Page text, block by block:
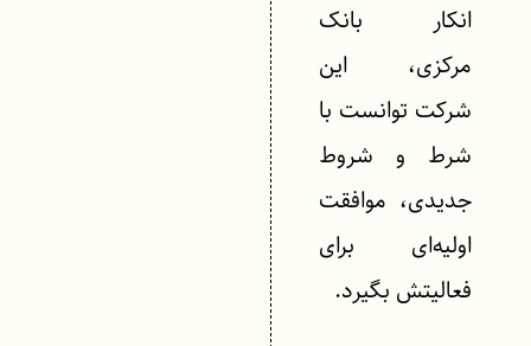
انکار بانک
مرکزی، این
شرکت توانست با
شرط و شروط
جدیدی، موافقت
اولیه‌ای برای
فعالیتش بگیرد.